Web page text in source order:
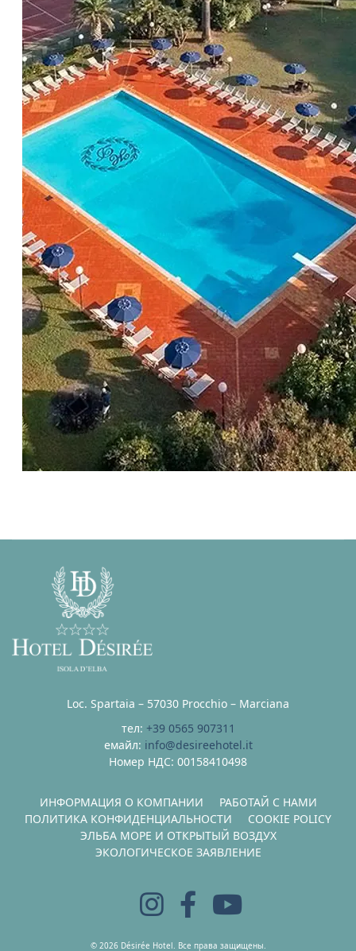
Loc. Spartaia – 57030 Procchio – Marciana
тел: +39 0565 907311
емайл: info@desireehotel.it
Номер НДС: 00158410498
ИНФОРМАЦИЯ О КОМПАНИИ
РАБОТАЙ С НАМИ
ПОЛИТИКА КОНФИДЕНЦИАЛЬНОСТИ
COOKIE POLICY
ЭЛЬБА МОРЕ И ОТКРЫТЫЙ ВОЗДУХ
ЭКОЛОГИЧЕСКОЕ ЗАЯВЛЕНИЕ
© 2026 Désirée Hotel. Все права защищены.